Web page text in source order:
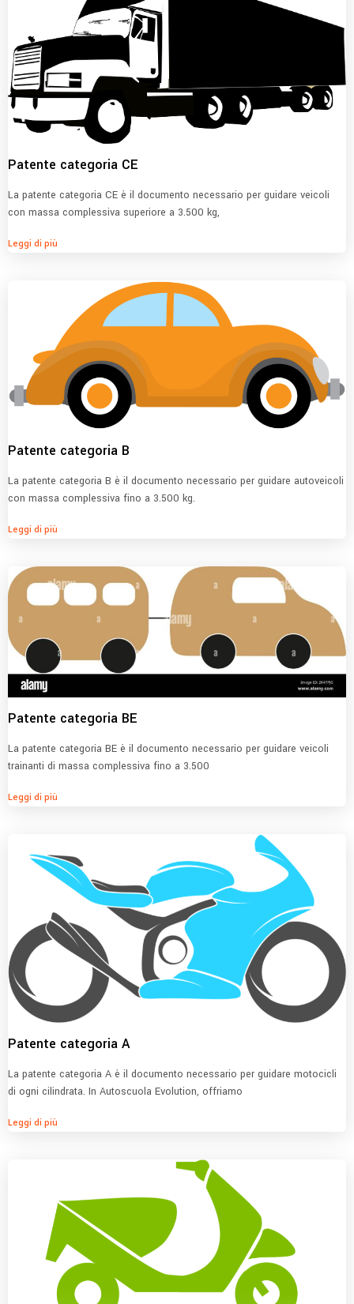
Patente categoria CE
La patente categoria CE è il documento necessario per guidare veicoli
con massa complessiva superiore a 3.500 kg,
Leggi di più
Patente categoria B
La patente categoria B è il documento necessario per guidare autoveicoli
con massa complessiva fino a 3.500 kg.
Leggi di più
Patente categoria BE
La patente categoria BE è il documento necessario per guidare veicoli
trainanti di massa complessiva fino a 3.500
Leggi di più
Patente categoria A
La patente categoria A è il documento necessario per guidare motocicli
di ogni cilindrata. In Autoscuola Evolution, offriamo
Leggi di più